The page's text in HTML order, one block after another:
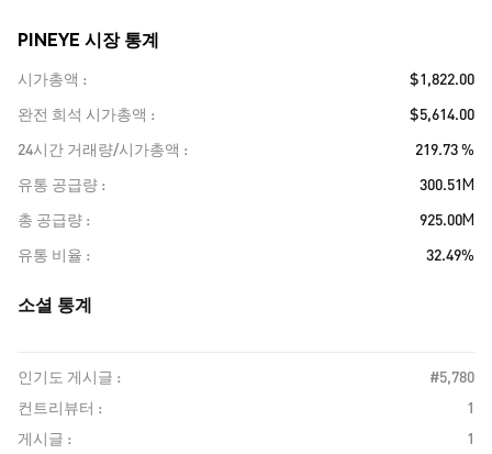
PINEYE 시장 통계
시가총액
$1,822.00
완전 희석 시가총액
$5,614.00
24시간 거래량/시가총액
219.73 %
유통 공급량
300.51M
총 공급량
925.00M
유통 비율
32.49%
소셜 통계
인기도 게시글 :
#5,780
컨트리뷰터 :
1
게시글 :
1